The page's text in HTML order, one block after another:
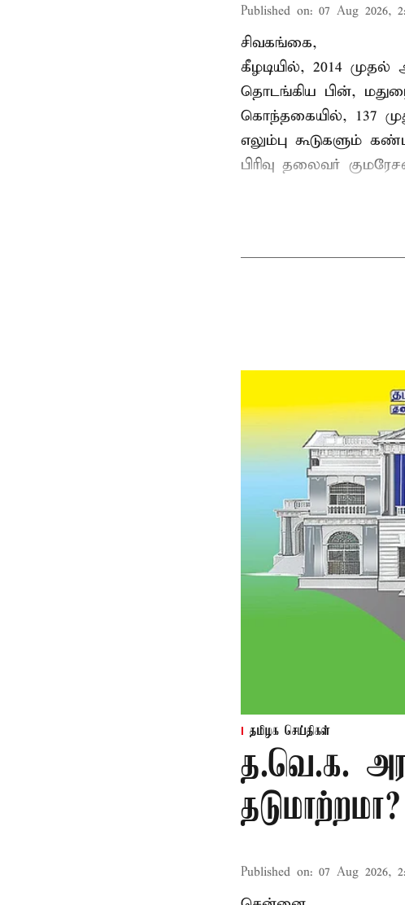
Published on: 07 Aug 2026,
சிவகங்கை,
கீழடியில், 2014
தொடங்கிய பின்,
கொந்தகையில், 137
எலும்பு கூடுகளும்
பிரிவு தலைவர்
தமிழக செய்திகள்
த.வெ.க.
தடுமாற்றமா?
Published on: 07 Aug 2026,